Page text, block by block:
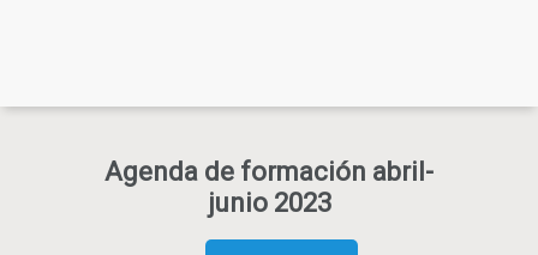
Agenda de formación abril-
junio 2023